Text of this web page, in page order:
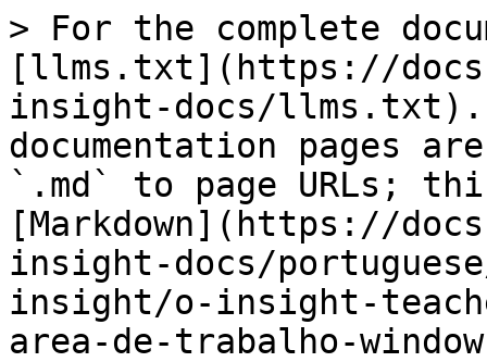
> For the complete
[llms.txt](https://
insight-docs/llms.txt).
documentation pages
`.md` to page URLs;
[Markdown](https://
insight-docs/
insight/o-insight-
area-de-trabalho-